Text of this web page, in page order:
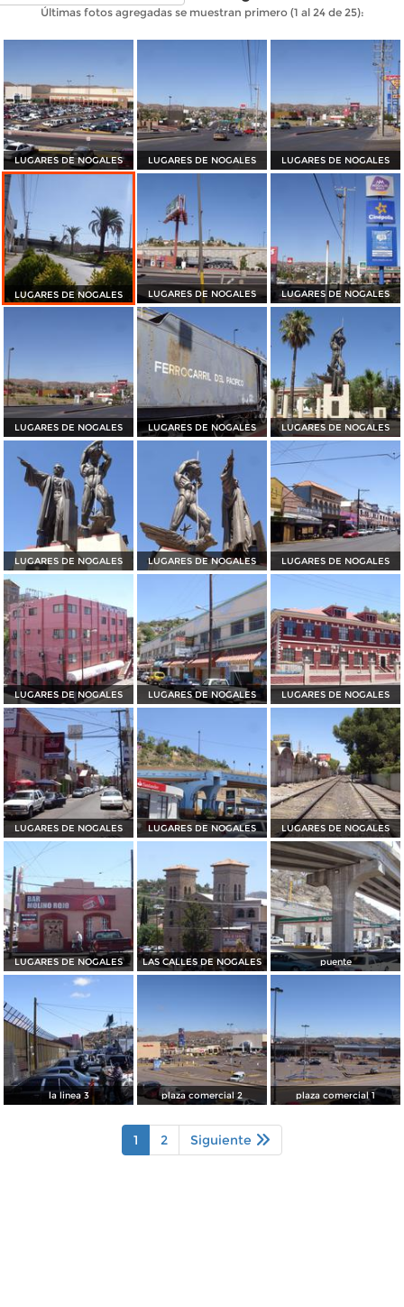
Últimas fotos agregadas se muestran primero (1 al 24 de 25):
LUGARES DE NOGALES LUGARES DE NOGALES LUGARES DE NOGALES
LUGARES DE NOGALES LUGARES DE NOGALES LUGARES DE NOGALES
LUGARES DE NOGALES LUGARES DE NOGALES LUGARES DE NOGALES
LUGARES DE NOGALES LUGARES DE NOGALES LUGARES DE NOGALES
LUGARES DE NOGALES LUGARES DE NOGALES LUGARES DE NOGALES
LUGARES DE NOGALES LUGARES DE NOGALES LUGARES DE NOGALES
LUGARES DE NOGALES LAS CALLES DE NOGALES puente
la linea 3 plaza comercial 2 plaza comercial 1
1 2 Siguiente